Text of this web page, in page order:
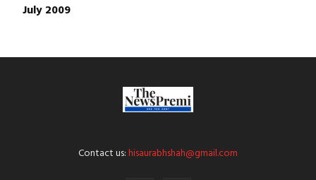
July 2009
Contact us:hisaurabhshah@gmail.com